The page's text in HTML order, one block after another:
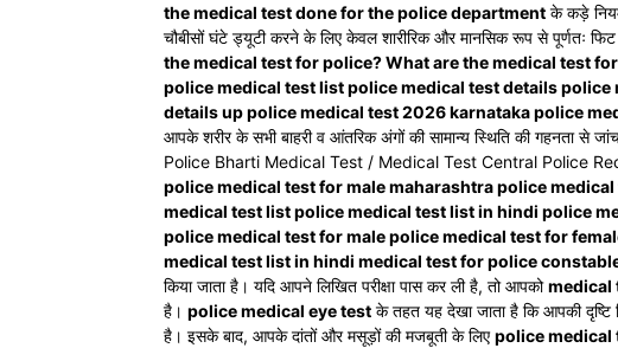
the medical test done for the police department के कड़े
चौबीसों घंटे ड्यूटी करने के लिए केवल शारीरिक और मानसिक रूप से पूर्णतः
the medical test for police? What are the medical test
police medical test list police medical test details
details up police medical test 2026 karnataka police
आपके शरीर के सभी बाहरी व आंतरिक अंगों की सामान्य स्थिति की गहनता से
Police Bharti Medical Test / Medical Test Central Police
police medical test for male maharashtra police
medical test list police medical test list in hindi police
police medical test for male police medical test for
medical test list in hindi medical test for police
किया जाता है। यदि आपने लिखित परीक्षा पास कर ली है, तो आपकोmedical
है। police medical eye test के तहत यह देखा जाता है कि आपकी दृष्टि
है। इसके बाद, आपके दांतों और मसूड़ों की मजबूती के लिएpolice medical